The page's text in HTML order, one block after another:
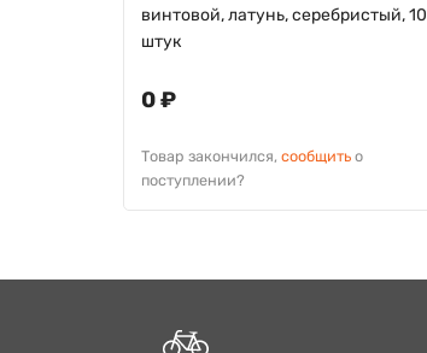
винтовой, латунь, серебристый, 10
штук
0 ₽
Товар закончился, сообщить о
поступлении?